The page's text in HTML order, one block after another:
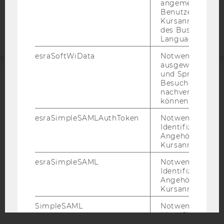
Barrierefreiheitserklärung
AMBA
angemeldeten
Benutzers im
des Business
Language
esraSoftWiData
Notwendig um
ausgewählte
und
Besuchers
nachverfolgen
können.
esraSimpleSAMLAuthToken
Notwendig zur
Identifizierung
Angehörige/r für
Kursanmeldung.
esraSimpleSAML
Notwendig zur
Identifizierung
Angehörige/r für
Kursanmeldung.
SimpleSAML
Notwendig zur
Identifizierung